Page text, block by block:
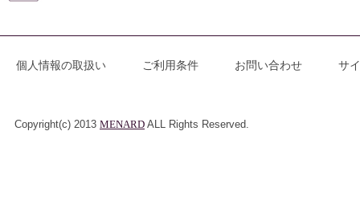
個人情報の取扱い ご利用条件 お問い合わせ サ
Copyright(c) 2013 MENARD ALL Rights Reserved.